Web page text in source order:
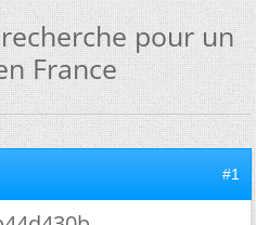
pour un
France
#1